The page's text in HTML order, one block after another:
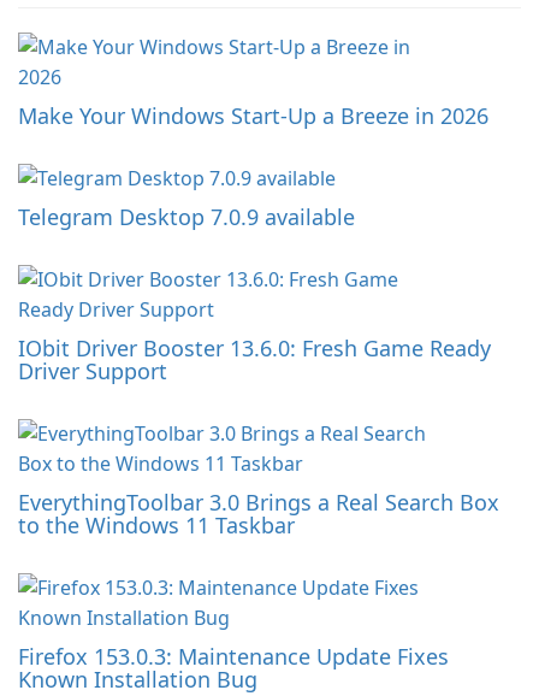
Make Your Windows Start-Up a Breeze in 2026
Telegram Desktop 7.0.9 available
IObit Driver Booster 13.6.0: Fresh Game Ready
Driver Support
EverythingToolbar 3.0 Brings a Real Search Box
to the Windows 11 Taskbar
Firefox 153.0.3: Maintenance Update Fixes
Known Installation Bug